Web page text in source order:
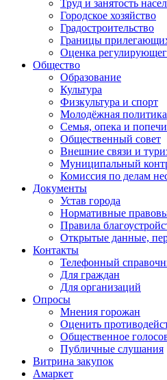
Труд и занятость
Городское хозяйство
Градостроительство
Границы
Оценка
Общество
Образование
Культура
Физкультура и спорт
Молодёжная политика
Семья, опека и
Общественный совет
Внешние связи и
Муниципальный
Комиссия по делам
Документы
Устав города
Нормативные
Правила
Открытые данные,
Контакты
Телефонный
Для граждан
Для организаций
Опросы
Мнения горожан
Оценить
Общественное
Публичные слушания
Витрина закупок
Амаркет